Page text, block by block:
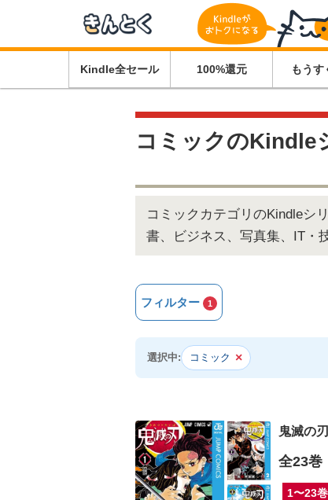
Kindle全セール 100%還元 もうす
コミックのKindle
コミックカテゴリのKindleシ
書、ビジネス、写真集、IT・
フィルター 1
選択中: コミック ×
鬼滅の刃
全23巻
1〜23